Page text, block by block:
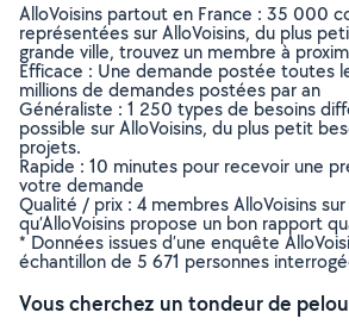
AlloVoisins partout en France : 35 000
représentées sur AlloVoisins, du plus
grande ville, trouvez un membre à
Efficace : Une demande postée toutes
millions de demandes postées par an
Généraliste : 1 250 types de besoins
possible sur AlloVoisins, du plus petit
projets.
Rapide : 10 minutes pour recevoir une
votre demande
Qualité / prix : 4 membres AlloVoisins
qu’AlloVoisins propose un bon rapport
* Données issues d’une enquête
échantillon de 5 671 personnes
Vous cherchez un tondeur de